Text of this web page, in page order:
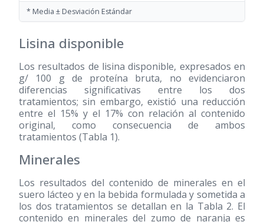
* Media ± Desviación Estándar
Lisina disponible
Los resultados de lisina disponible, expresados en
g/ 100 g de proteína bruta, no evidenciaron
diferencias significativas entre los dos
tratamientos; sin embargo, existió una reducción
entre el 15% y el 17% con relación al contenido
original, como consecuencia de ambos
tratamientos (Tabla 1).
Minerales
Los resultados del contenido de minerales en el
suero lácteo y en la bebida formulada y sometida a
los dos tratamientos se detallan en la Tabla 2. El
contenido en minerales del zumo de naranja es